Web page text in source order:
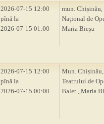
2026-07-15 12:00
pînă la
2026-07-15 01:00
mun. Chișinău,
Național de
Maria Bieșu
2026-07-15 12:00
pînă la
2026-07-15 00:00
Mun.
Teatrului de
Balet „Maria